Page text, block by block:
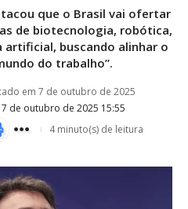
que o Brasil vai ofertar
de biotecnologia, robótica,
buscando alinhar o
do trabalho”.
de outubro de 2025 15:55
em 7 de outubro de 2025
4 minuto(s) de leitura